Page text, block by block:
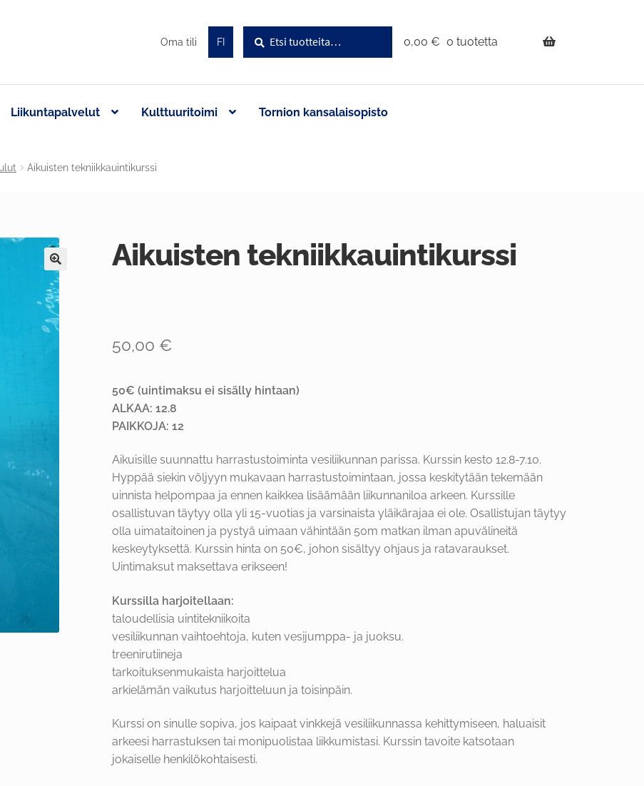
Oma tili FI 0,00 € 0 tuotetta
Liikuntapalvelut Kulttuuritoimi Tornion kansalaisopisto
Aikuisten tekniikkauintikurssi
🔍
Aikuisten tekniikkauintikurssi
50,00 €
50€ (uintimaksu ei sisälly hintaan)
ALKAA: 12.8
PAIKKOJA: 12
Aikuisille suunnattu harrastustoiminta vesiliikunnan parissa. Kurssin kesto 12.8-7.10.
Hyppää siekin völjyyn mukavaan harrastustoimintaan, jossa keskitytään tekemään
uinnista helpompaa ja ennen kaikkea lisäämään liikunnaniloa arkeen. Kurssille
osallistuvan täytyy olla yli 15-vuotias ja varsinaista yläikärajaa ei ole. Osallistujan täytyy
olla uimataitoinen ja pystyä uimaan vähintään 50m matkan ilman apuvälineitä
keskeytyksettä. Kurssin hinta on 50€, johon sisältyy ohjaus ja ratavaraukset.
Uintimaksut maksettava erikseen!
Kurssilla harjoitellaan:
taloudellisia uintitekniikoita
vesiliikunnan vaihtoehtoja, kuten vesijumppa- ja juoksu.
treenirutiineja
tarkoituksenmukaista harjoittelua
arkielämän vaikutus harjoitteluun ja toisinpäin.
Kurssi on sinulle sopiva, jos kaipaat vinkkejä vesiliikunnassa kehittymiseen, haluaisit
arkeesi harrastuksen tai monipuolistaa liikkumistasi. Kurssin tavoite katsotaan
jokaiselle henkilökohtaisesti.